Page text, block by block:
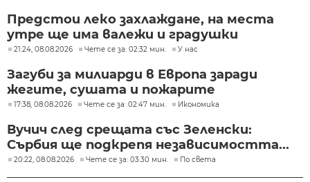
Предстои леко захлаждане, на места
утре ще има валежи и градушки
21:24, 08.08.2026 Чете се за: 02:32 мин. У нас
Загуби за милиарди в Европа заради
жегите, сушата и пожарите
17:38, 08.08.2026 Чете се за: 02:47 мин. Икономика
Вучич след срещата със Зеленски:
Сърбия ще подкрепя независимостта...
20:22, 08.08.2026 Чете се за: 03:30 мин. По света